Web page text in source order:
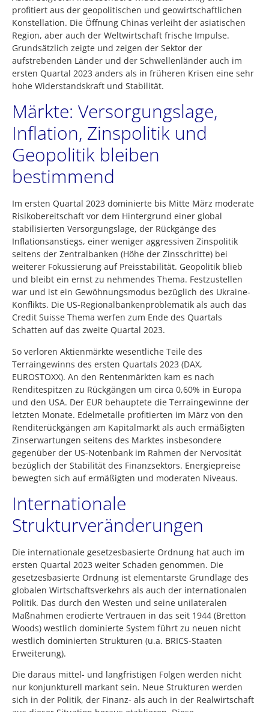
profitiert aus der geopolitischen und geowirtschaftlichen
Konstellation. Die Öffnung Chinas verleiht der asiatischen
Region, aber auch der Weltwirtschaft frische Impulse.
Grundsätzlich zeigte und zeigen der Sektor der
aufstrebenden Länder und der Schwellenländer auch im
ersten Quartal 2023 anders als in früheren Krisen eine sehr
hohe Widerstandskraft und Stabilität.
Märkte: Versorgungslage,
Inflation, Zinspolitik und
Geopolitik bleiben
bestimmend
Im ersten Quartal 2023 dominierte bis Mitte März moderate
Risikobereitschaft vor dem Hintergrund einer global
stabilisierten Versorgungslage, der Rückgänge des
Inflationsanstiegs, einer weniger aggressiven Zinspolitik
seitens der Zentralbanken (Höhe der Zinsschritte) bei
weiterer Fokussierung auf Preisstabilität. Geopolitik blieb
und bleibt ein ernst zu nehmendes Thema. Festzustellen
war und ist ein Gewöhnungsmodus bezüglich des Ukraine-
Konflikts. Die US-Regionalbankenproblematik als auch das
Credit Suisse Thema werfen zum Ende des Quartals
Schatten auf das zweite Quartal 2023.
So verloren Aktienmärkte wesentliche Teile des
Terraingewinns des ersten Quartals 2023 (DAX,
EUROSTOXX). An den Rentenmärkten kam es nach
Renditespitzen zu Rückgängen um circa 0,60% in Europa
und den USA. Der EUR behauptete die Terraingewinne der
letzten Monate. Edelmetalle profitierten im März von den
Renditerückgängen am Kapitalmarkt als auch ermäßigten
Zinserwartungen seitens des Marktes insbesondere
gegenüber der US-Notenbank im Rahmen der Nervosität
bezüglich der Stabilität des Finanzsektors. Energiepreise
bewegten sich auf ermäßigten und moderaten Niveaus.
Internationale
Strukturveränderungen
Die internationale gesetzesbasierte Ordnung hat auch im
ersten Quartal 2023 weiter Schaden genommen. Die
gesetzesbasierte Ordnung ist elementarste Grundlage des
globalen Wirtschaftsverkehrs als auch der internationalen
Politik. Das durch den Westen und seine unilateralen
Maßnahmen erodierte Vertrauen in das seit 1944 (Bretton
Woods) westlich dominierte System führt zu neuen nicht
westlich dominierten Strukturen (u.a. BRICS-Staaten
Erweiterung).
Die daraus mittel- und langfristigen Folgen werden nicht
nur konjunkturell markant sein. Neue Strukturen werden
sich in der Politik, der Finanz- als auch in der Realwirtschaft